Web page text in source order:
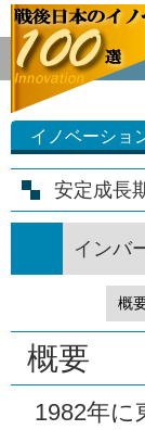
イノベーショ
安定成長
インバ
概
概要
1982年に